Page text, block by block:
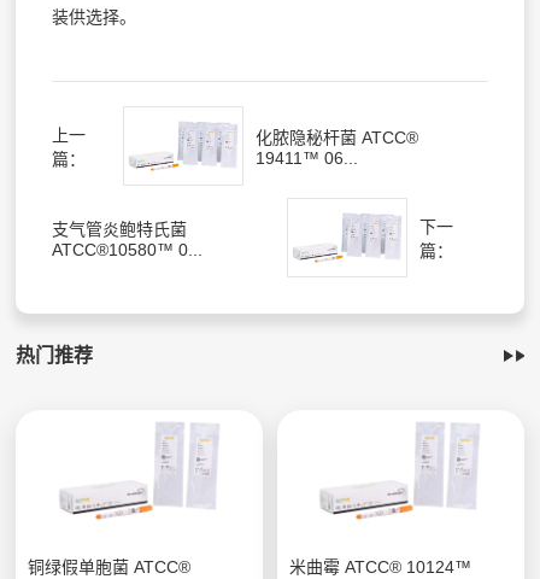
装供选择。
上一
篇：
化脓隐秘杆菌 ATCC®
19411™ 06...
支气管炎鲍特氏菌
ATCC®10580™ 0...
下一
篇：
热门推荐
铜绿假单胞菌 ATCC®
米曲霉 ATCC® 10124™